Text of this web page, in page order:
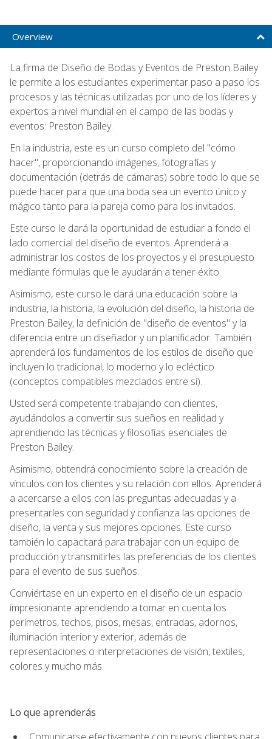
Overview
La firma de Diseño de Bodas y Eventos de Preston Bailey
le permite a los estudiantes experimentar paso a paso los
procesos y las técnicas utilizadas por uno de los líderes y
expertos a nivel mundial en el campo de las bodas y
eventos: Preston Bailey.
En la industria, este es un curso completo del "cómo
hacer", proporcionando imágenes, fotografías y
documentación (detrás de cámaras) sobre todo lo que se
puede hacer para que una boda sea un evento único y
mágico tanto para la pareja como para los invitados.
Este curso le dará la oportunidad de estudiar a fondo el
lado comercial del diseño de eventos. Aprenderá a
administrar los costos de los proyectos y el presupuesto
mediante fórmulas que le ayudarán a tener éxito.
Asimismo, este curso le dará una educación sobre la
industria, la historia, la evolución del diseño, la historia de
Preston Bailey, la definición de "diseño de eventos" y la
diferencia entre un diseñador y un planificador. También
aprenderá los fundamentos de los estilos de diseño que
incluyen lo tradicional, lo moderno y lo ecléctico
(conceptos compatibles mezclados entre sí).
Usted será competente trabajando con clientes,
ayudándolos a convertir sus sueños en realidad y
aprendiendo las técnicas y filosofías esenciales de
Preston Bailey.
Asimismo, obtendrá conocimiento sobre la creación de
vínculos con los clientes y su relación con ellos. Aprenderá
a acercarse a ellos con las preguntas adecuadas y a
presentarles con seguridad y confianza las opciones de
diseño, la venta y sus mejores opciones. Este curso
también lo capacitará para trabajar con un equipo de
producción y transmitirles las preferencias de los clientes
para el evento de sus sueños.
Conviértase en un experto en el diseño de un espacio
impresionante aprendiendo a tomar en cuenta los
perímetros, techos, pisos, mesas, entradas, adornos,
iluminación interior y exterior, además de
representaciones o interpretaciones de visión, textiles,
colores y mucho más.
Lo que aprenderás